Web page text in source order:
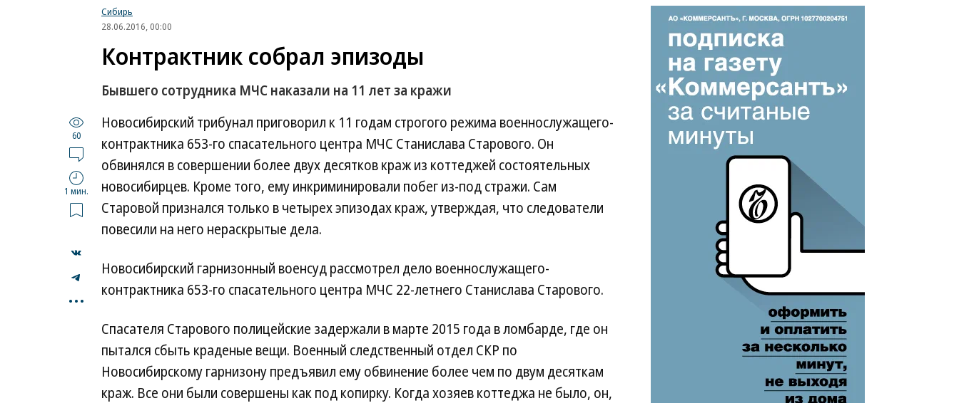
Сибирь
28.06.2016, 00:00
Контрактник собрал эпизоды
Бывшего сотрудника МЧС наказали на 11 лет за кражи
60
1 мин.
...
Новосибирский трибунал приговорил к 11 годам строгого режима военнослужащего-
контрактника 653-го спасательного центра МЧС Станислава Старового. Он
обвинялся в совершении более двух десятков краж из коттеджей состоятельных
новосибирцев. Кроме того, ему инкриминировали побег из-под стражи. Сам
Старовой признался только в четырех эпизодах краж, утверждая, что следователи
повесили на него нераскрытые дела.
Новосибирский гарнизонный военсуд рассмотрел дело военнослужащего-
контрактника 653-го спасательного центра МЧС 22-летнего Станислава Старового.
Спасателя Старового полицейские задержали в марте 2015 года в ломбарде, где он
пытался сбыть краденые вещи. Военный следственный отдел СКР по
Новосибирскому гарнизону предъявил ему обвинение более чем по двум десяткам
краж. Все они были совершены как под копирку. Когда хозяев коттеджа не было, он,